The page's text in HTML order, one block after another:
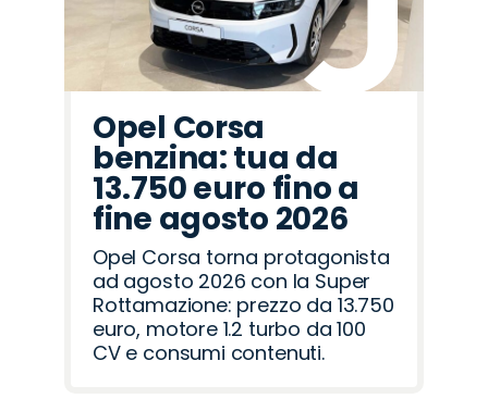
Opel Corsa
benzina: tua da
13.750 euro fino a
fine agosto 2026
Opel Corsa torna protagonista
ad agosto 2026 con la Super
Rottamazione: prezzo da 13.750
euro, motore 1.2 turbo da 100
CV e consumi contenuti.